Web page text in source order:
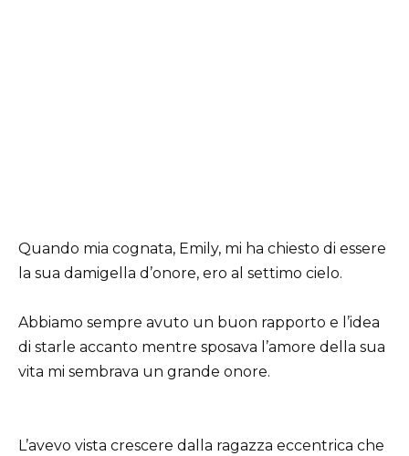
Quando mia cognata, Emily, mi ha chiesto di essere
la sua damigella d’onore, ero al settimo cielo.
Abbiamo sempre avuto un buon rapporto e l’idea
di starle accanto mentre sposava l’amore della sua
vita mi sembrava un grande onore.
L’avevo vista crescere dalla ragazza eccentrica che